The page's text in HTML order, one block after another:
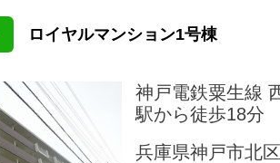
ロイヤルマンション1号棟
神戸電鉄粟生線
駅から徒歩18分
兵庫県神戸市北